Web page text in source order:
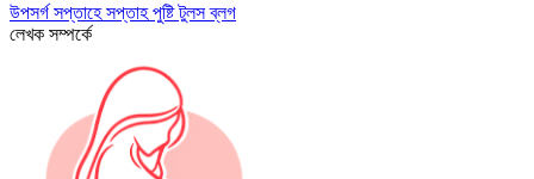
উপসর্গ সপ্তাহে সপ্তাহপুষ্টিটুলসব্লগ
লেখক সম্পর্কে